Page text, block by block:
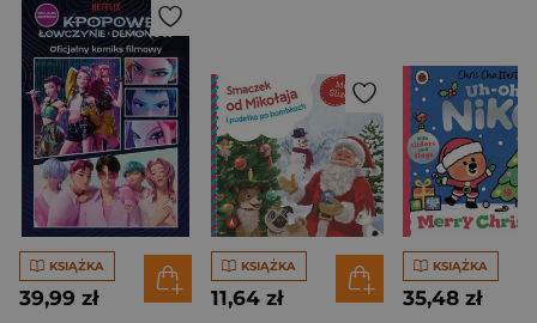
KSIĄŻKA
39,99 zł
KSIĄŻKA
11,64 zł
KSIĄŻKA
35,48 zł